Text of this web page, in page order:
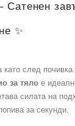
Сатенен
✨
след почивка
за тяло е
силата на
за секунди.